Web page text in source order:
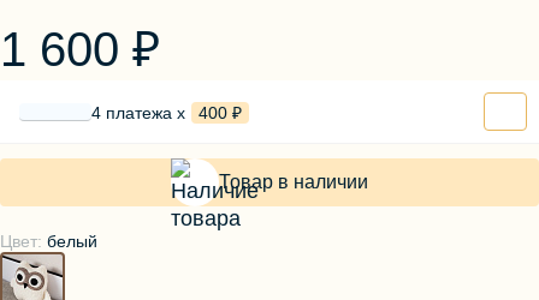
Цвет: белый
1 600 ₽
4 платежа х 400 ₽
Товар в наличии